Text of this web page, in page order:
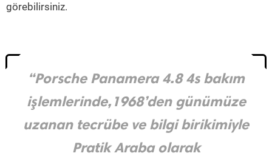
görebilirsiniz.
“Porsche Panamera 4.8 4s bakım
işlemlerinde,1968’den günümüze
uzanan tecrübe ve bilgi birikimiyle
Pratik Araba olarak